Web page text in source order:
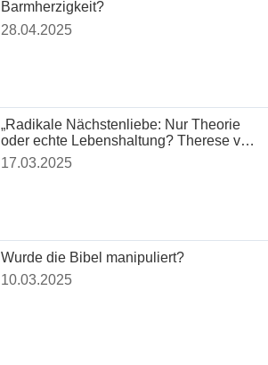
Barmherzigkeit?
28.04.2025
„Radikale Nächstenliebe: Nur Theorie
oder echte Lebenshaltung? Therese von
Lisieux
17.03.2025
Wurde die Bibel manipuliert?
10.03.2025